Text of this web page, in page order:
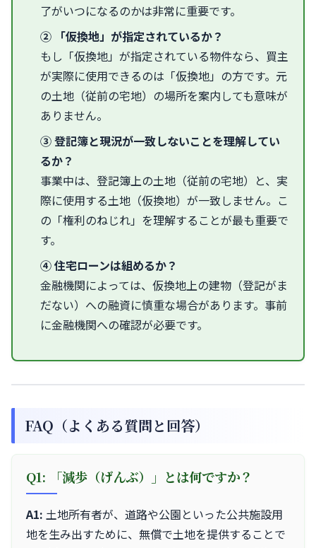
了がいつになるのかは非常に重要です。
② 「仮換地」が指定されているか？
もし「仮換地」が指定されている物件なら、買主
が実際に使用できるのは「仮換地」の方です。元
の土地（従前の宅地）の場所を案内しても意味が
ありません。
③ 登記簿と現況が一致しないことを理解してい
るか？
事業中は、登記簿上の土地（従前の宅地）と、実
際に使用する土地（仮換地）が一致しません。こ
の「権利のねじれ」を理解することが最も重要で
す。
④ 住宅ローンは組めるか？
金融機関によっては、仮換地上の建物（登記がま
だない）への融資に慎重な場合があります。事前
に金融機関への確認が必要です。
FAQ（よくある質問と回答）
Q1: 「減歩（げんぶ）」とは何ですか？
A1: 土地所有者が、道路や公園といった公共施設用
地を生み出すために、無償で土地を提供することで